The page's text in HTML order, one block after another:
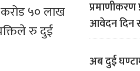
५० लाख
रु दुई
आवेदन दिन
अब दुई